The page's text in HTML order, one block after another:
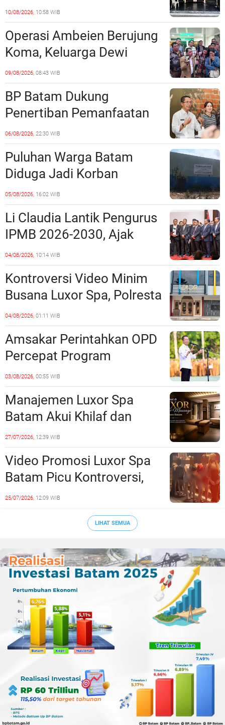
Dikabarkan Digerebek
Dittipidnarkoba Bareskrim
Polri?
10/08/2026, 10:58 WIB
Operasi Ambeien Berujung
Koma, Keluarga Dewi
Sartika Polisikan RS Awal
Bros Botania
09/08/2026, 08:43 WIB
BP Batam Dukung
Penertiban Pemanfaatan
Ruang Laut Sesuai
Ketentuan Peraturan
Perundang-undangan
06/08/2026, 22:30 WIB
Puluhan Warga Batam
Diduga Jadi Korban
Penipuan Kavling Hingga
Miliaran Rupiah, Laporan ke
Polda Kepri Jalan di
Tempat?
05/08/2026, 16:02 WIB
Li Claudia Lantik Pengurus
IPMB 2026-2030, Ajak
Perkuat Kerukunan dan
Sinergi dengan Pemko
Batam
04/08/2026, 10:14 WIB
Kontroversi Video Minim
Busana Luxor Spa, Polresta
Barelang Usut Tuntas
Unsur Pelanggaran Hukum
04/08/2026, 01:11 WIB
Amsakar Perintahkan OPD
Percepat Program
Prioritas, Targetkan
Realisasi Pembangunan
Lampaui 50 Persen
03/08/2026, 00:55 WIB
Manajemen Luxor Spa
Batam Akui Khilaf dan
Minta Maaf, Konten
Langsung Di-Takedown
27/07/2026, 12:39 WIB
Video Promosi Luxor Spa
Batam Picu Kontroversi,
Dinilai Bermuatan Sensual
25/07/2026, 12:09 WIB
LIHAT SEMUA